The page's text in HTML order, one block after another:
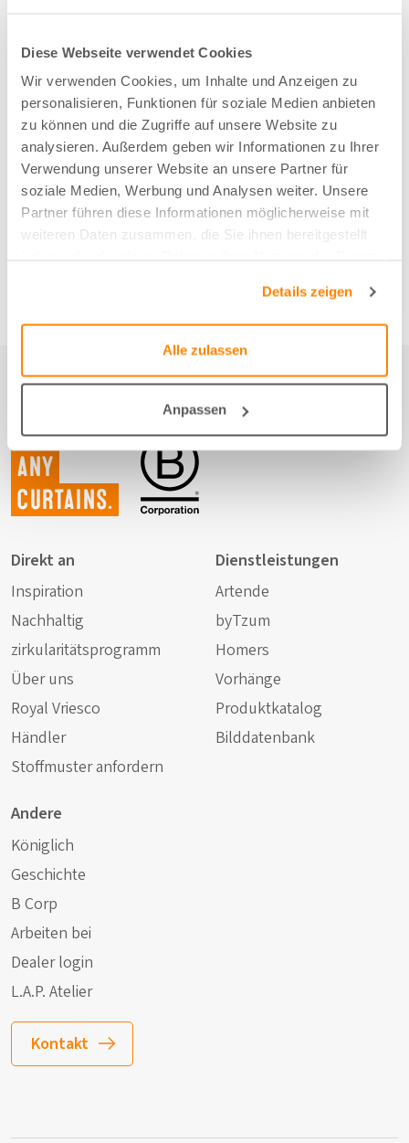
Diese Webseite verwendet Cookies
Wir verwenden Cookies, um Inhalte und Anzeigen zu
personalisieren, Funktionen für soziale Medien anbieten
zu können und die Zugriffe auf unsere Website zu
analysieren. Außerdem geben wir Informationen zu Ihrer
Verwendung unserer Website an unsere Partner für
soziale Medien, Werbung und Analysen weiter. Unsere
Partner führen diese Informationen möglicherweise mit
weiteren Daten zusammen, die Sie ihnen bereitgestellt
Details zeigen
Alle zulassen
Anpassen
Not just
any
curtains.
Direkt an
Inspiration
Nachhaltig
zirkularitätsprogramm
Über uns
Royal Vriesco
Händler
Stoffmuster anfordern
Dienstleistungen
Artende
byTzum
Homers
Vorhänge
Produktkatalog
Bilddatenbank
Andere
Königlich
Geschichte
B Corp
Arbeiten bei
Dealer login
L.A.P. Atelier
Kontakt